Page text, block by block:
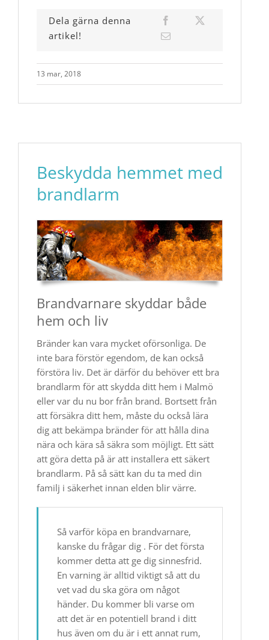
Dela gärna denna
artikel!
13 mar, 2018
Beskydda hemmet med
brandlarm
Brandvarnare skyddar både
hem och liv
Bränder kan vara mycket oförsonliga. De
inte bara förstör egendom, de kan också
förstöra liv. Det är därför du behöver ett bra
brandlarm för att skydda ditt hem i Malmö
eller var du nu bor från brand. Bortsett från
att försäkra ditt hem, måste du också lära
dig att bekämpa bränder för att hålla dina
nära och kära så säkra som möjligt. Ett sätt
att göra detta på är att installera ett säkert
brandlarm. På så sätt kan du ta med din
familj i säkerhet innan elden blir värre.
Så varför köpa en brandvarnare,
kanske du frågar dig . För det första
kommer detta att ge dig sinnesfrid.
En varning är alltid viktigt så att du
vet vad du ska göra om något
händer. Du kommer bli varse om
att det är en potentiell brand i ditt
hus även om du är i ett annat rum,